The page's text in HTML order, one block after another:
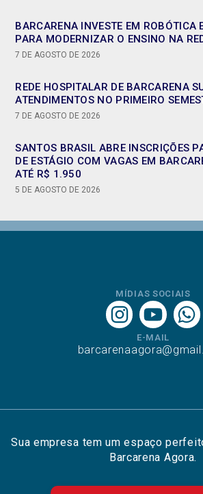
BARCARENA INVESTE EM ROBÓTICA
PARA MODERNIZAR O ENSINO NA
7 DE AGOSTO DE 2026
REDE HOSPITALAR DE BARCARENA
ATENDIMENTOS NO PRIMEIRO
7 DE AGOSTO DE 2026
SANTOS BRASIL ABRE INSCRIÇÕES
DE ESTÁGIO COM VAGAS EM
ATÉ R$ 1.950
5 DE AGOSTO DE 2026
MÍDIAS SOCIAIS
E-MAIL
Sua empresa tem um espaço
Barcarena Agora.